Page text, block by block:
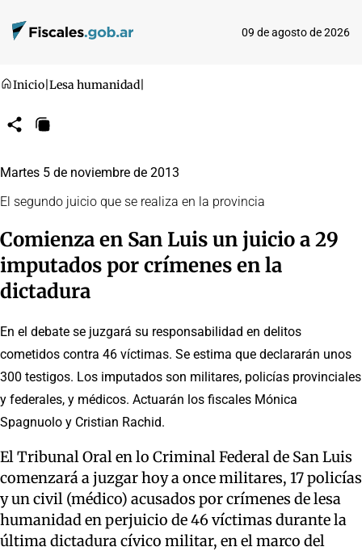
09 de agosto de 2026
Inicio Lesa humanidad
CompartirCopiar
Martes 5 de noviembre de 2013
El segundo juicio que se realiza en la provincia
Comienza en San Luis un juicio a 29
imputados por crímenes en la
dictadura
En el debate se juzgará su responsabilidad en delitos
cometidos contra 46 víctimas. Se estima que declararán unos
300 testigos. Los imputados son militares, policías provinciales
y federales, y médicos. Actuarán los fiscales Mónica
Spagnuolo y Cristian Rachid.
El Tribunal Oral en lo Criminal Federal de San Luis
comenzará a juzgar hoy a once militares, 17 policías
y un civil (médico) acusados por crímenes de lesa
humanidad en perjuicio de 46 víctimas durante la
última dictadura cívico militar, en el marco del